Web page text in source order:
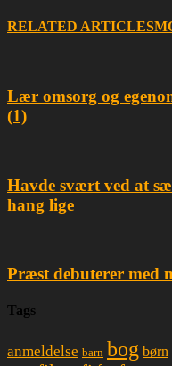
RELATED ARTICLES
Lær omsorg og
(1)
Havde svært ved at
hang lige
Præst debuterer med
Tags
anmeldelse barn bog børn